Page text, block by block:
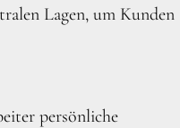
Lagen, um Kunden
persönliche